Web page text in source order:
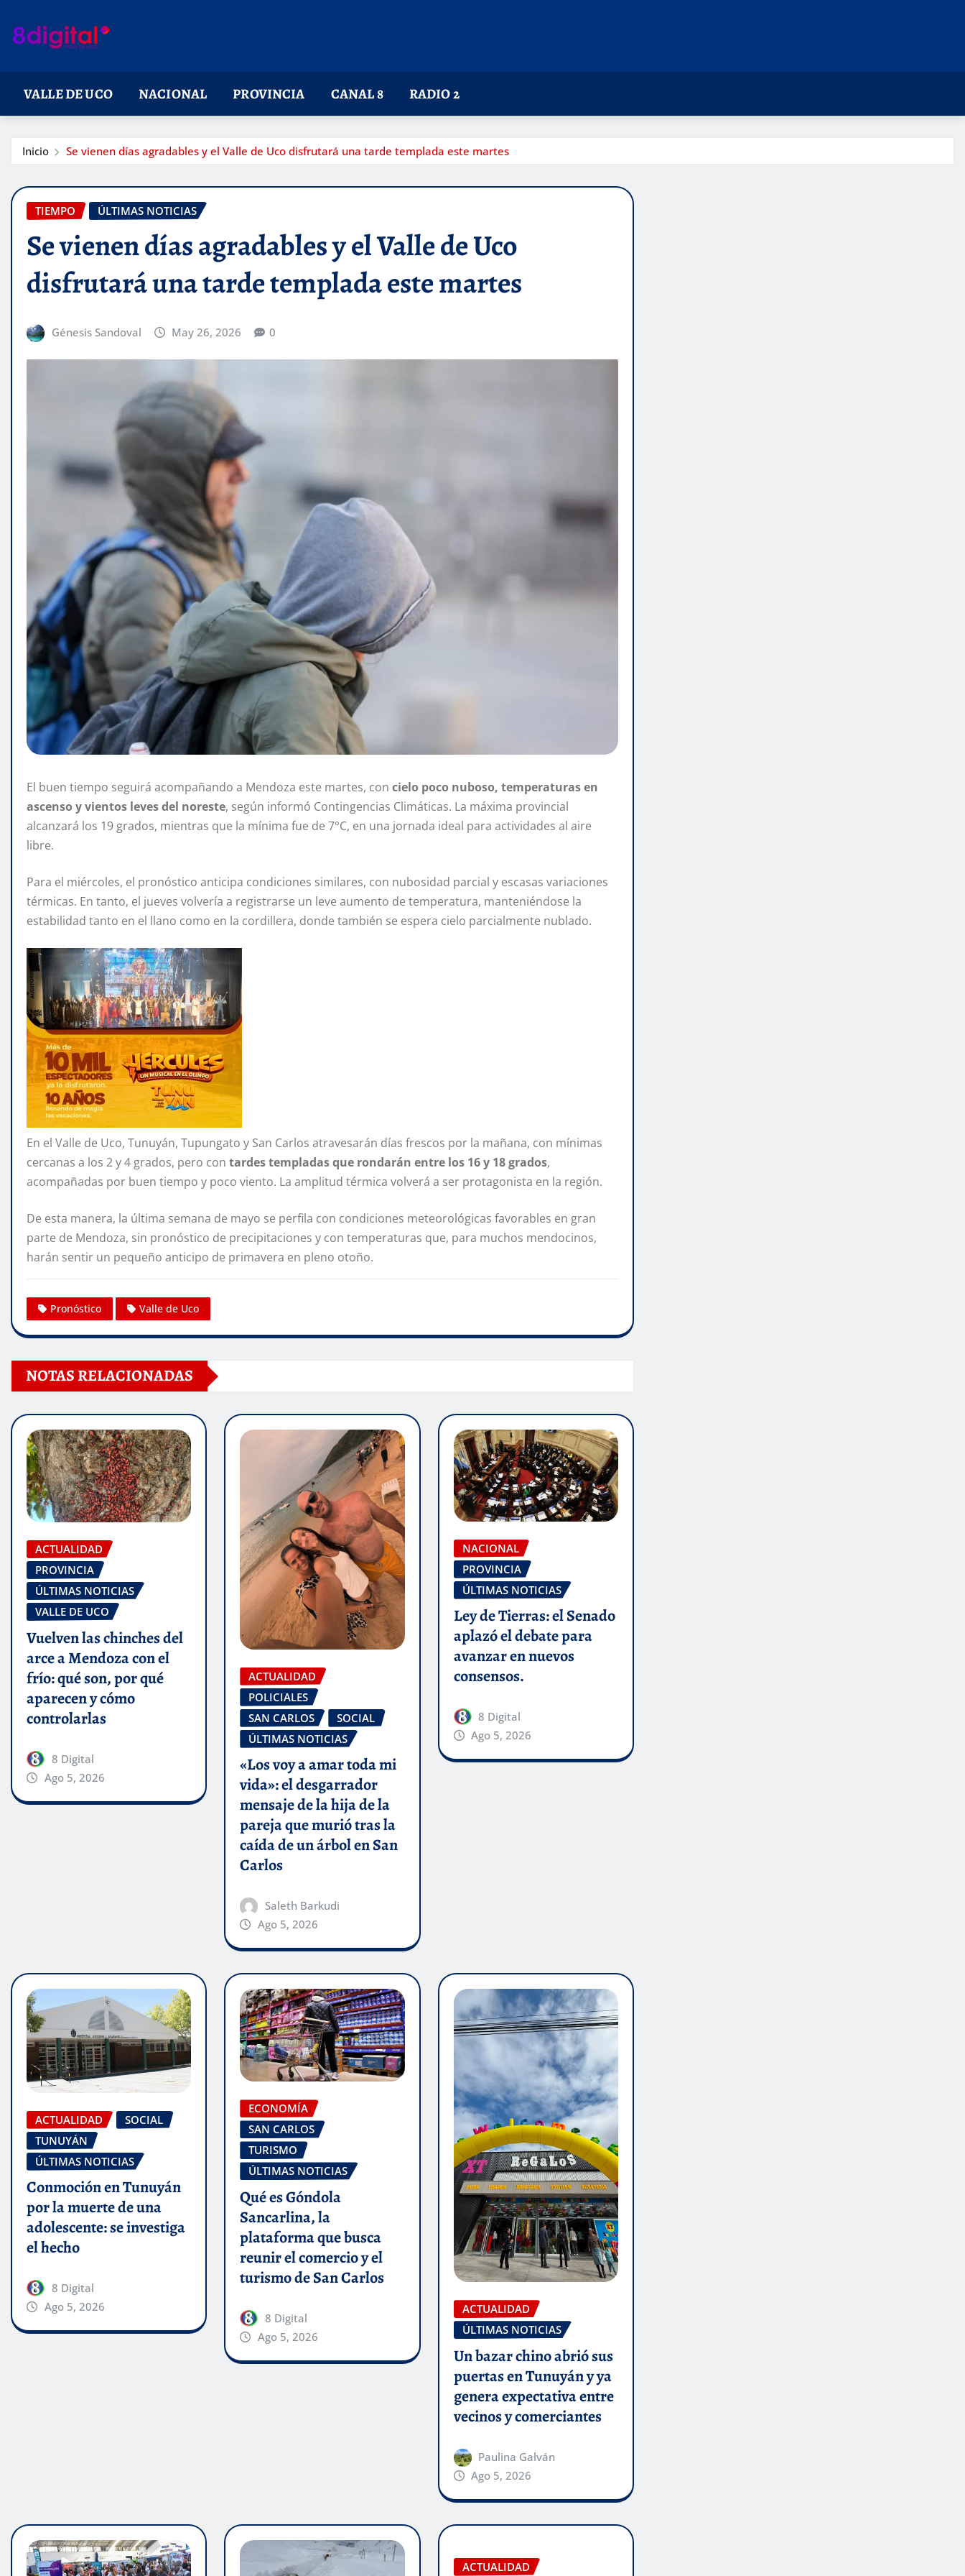
contenido
VALLE DE UCO NACIONAL PROVINCIA CANAL 8 RADIO 2
Inicio Se vienen días agradables y el Valle de Uco disfrutará una tarde templada este martes
TIEMPO ÚLTIMAS NOTICIAS
Se vienen días agradables y el Valle de Uco
disfrutará una tarde templada este martes
Génesis Sandoval May 26, 2026 0
El buen tiempo seguirá acompañando a Mendoza este martes, con cielo poco nuboso, temperaturas en
ascenso y vientos leves del noreste, según informó Contingencias Climáticas. La máxima provincial
alcanzará los 19 grados, mientras que la mínima fue de 7°C, en una jornada ideal para actividades al aire
libre.
Para el miércoles, el pronóstico anticipa condiciones similares, con nubosidad parcial y escasas variaciones
térmicas. En tanto, el jueves volvería a registrarse un leve aumento de temperatura, manteniéndose la
estabilidad tanto en el llano como en la cordillera, donde también se espera cielo parcialmente nublado.
En el Valle de Uco, Tunuyán, Tupungato y San Carlos atravesarán días frescos por la mañana, con mínimas
cercanas a los 2 y 4 grados, pero con tardes templadas que rondarán entre los 16 y 18 grados,
acompañadas por buen tiempo y poco viento. La amplitud térmica volverá a ser protagonista en la región.
De esta manera, la última semana de mayo se perfila con condiciones meteorológicas favorables en gran
parte de Mendoza, sin pronóstico de precipitaciones y con temperaturas que, para muchos mendocinos,
harán sentir un pequeño anticipo de primavera en pleno otoño.
Pronóstico Valle de Uco
NOTAS RELACIONADAS
ACTUALIDAD
PROVINCIA
ÚLTIMAS NOTICIAS
VALLE DE UCO
Vuelven las chinches del
arce a Mendoza con el
frío: qué son, por qué
aparecen y cómo
controlarlas
8 Digital
Ago 5, 2026
ACTUALIDAD
POLICIALES
SAN CARLOS
SOCIAL
ÚLTIMAS NOTICIAS
«Los voy a amar toda mi
vida»: el desgarrador
mensaje de la hija de la
pareja que murió tras la
caída de un árbol en San
Carlos
Saleth Barkudi
Ago 5, 2026
NACIONAL
PROVINCIA
ÚLTIMAS NOTICIAS
Ley de Tierras: el Senado
aplazó el debate para
avanzar en nuevos
consensos.
8 Digital
Ago 5, 2026
ACTUALIDAD
SOCIAL
TUNUYÁN
ÚLTIMAS NOTICIAS
Conmoción en Tunuyán
por la muerte de una
adolescente: se investiga
el hecho
8 Digital
Ago 5, 2026
ECONOMÍA
SAN CARLOS
TURISMO
ÚLTIMAS NOTICIAS
Qué es Góndola
Sancarlina, la
plataforma que busca
reunir el comercio y el
turismo de San Carlos
8 Digital
Ago 5, 2026
ACTUALIDAD
ÚLTIMAS NOTICIAS
Un bazar chino abrió sus
puertas en Tunuyán y ya
genera expectativa entre
vecinos y comerciantes
Paulina Galván
Ago 5, 2026
ACTUALIDAD